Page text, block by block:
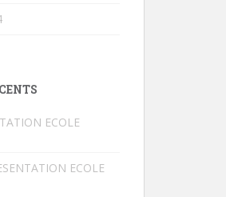
ECOLE
ECOLE